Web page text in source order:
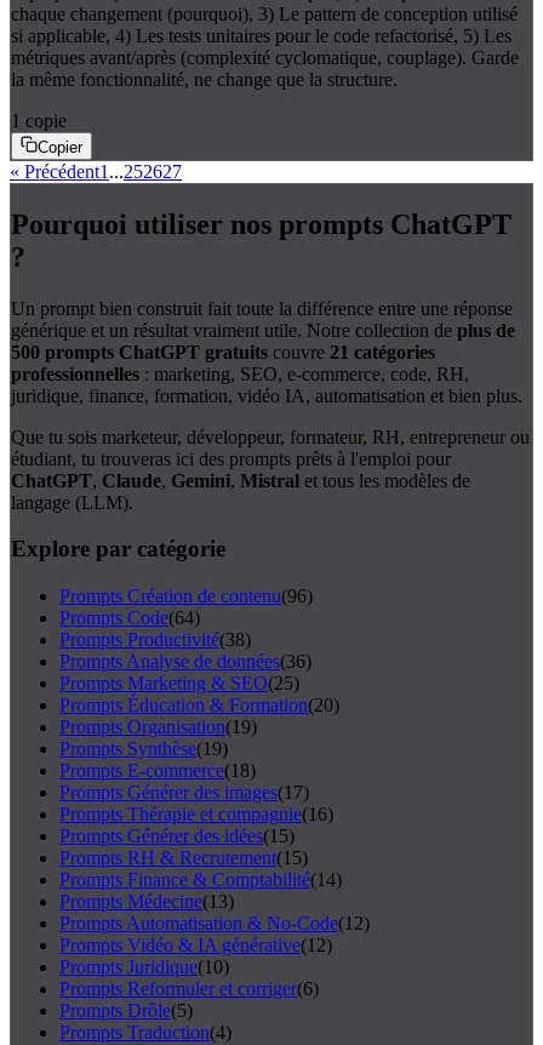
chaque changement (pourquoi), 3) Le pattern de conception utilisé
si applicable, 4) Les tests unitaires pour le code refactorisé, 5) Les
métriques avant/après (complexité cyclomatique, couplage). Garde
la même fonctionnalité, ne change que la structure.
1 copie
Copier
« Précédent1 ...252627
Pourquoi utiliser nos prompts ChatGPT
?
Un prompt bien construit fait toute la différence entre une réponse
générique et un résultat vraiment utile. Notre collection de plus de
500 prompts ChatGPT gratuits couvre 21 catégories
professionnelles : marketing, SEO, e-commerce, code, RH,
juridique, finance, formation, vidéo IA, automatisation et bien plus.
Que tu sois marketeur, développeur, formateur, RH, entrepreneur ou
étudiant, tu trouveras ici des prompts prêts à l'emploi pour
ChatGPT, Claude, Gemini, Mistral et tous les modèles de
langage (LLM).
Explore par catégorie
Prompts Création de contenu(96)
Prompts Code(64)
Prompts Productivité(38)
Prompts Analyse de données(36)
Prompts Marketing & SEO(25)
Prompts Éducation & Formation(20)
Prompts Organisation(19)
Prompts Synthèse(19)
Prompts E-commerce(18)
Prompts Générer des images(17)
Prompts Thérapie et compagnie(16)
Prompts Générer des idées(15)
Prompts RH & Recrutement(15)
Prompts Finance & Comptabilité(14)
Prompts Médecine(13)
Prompts Automatisation & No-Code(12)
Prompts Vidéo & IA générative(12)
Prompts Juridique(10)
Prompts Reformuler et corriger(6)
Prompts Drôle(5)
Prompts Traduction(4)